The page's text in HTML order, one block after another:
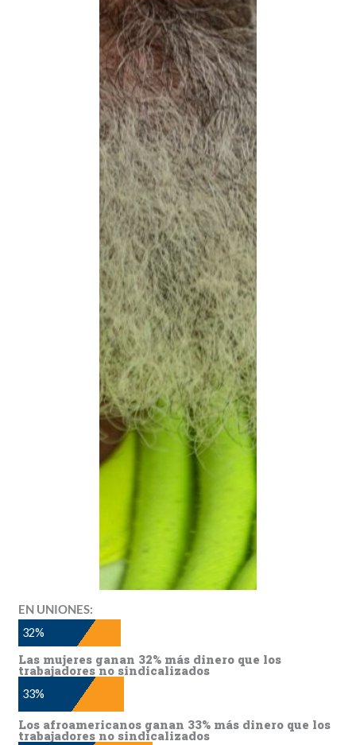
EN UNIONES:
32%
Las mujeres ganan 32% más dinero que los
trabajadores no sindicalizados
33%
Los afroamericanos ganan 33% más dinero que los
trabajadores no sindicalizados